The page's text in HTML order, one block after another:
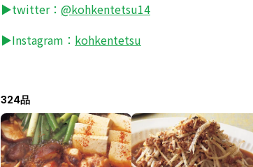
▶twitter： @kohkentetsu14
▶Instagram： kohkentetsu
324品